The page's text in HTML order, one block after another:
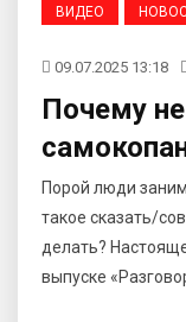
ВИДЕО
09.07.2025 13:18
Почему
Порой люди
такое сказать/
делать?
выпуске